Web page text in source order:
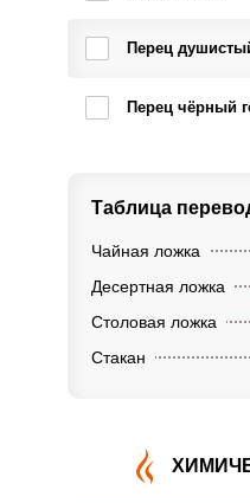
Перец
Перец чёрный
Таблица
Чайная ложка
Десертная ложка
Столовая ложка
Стакан